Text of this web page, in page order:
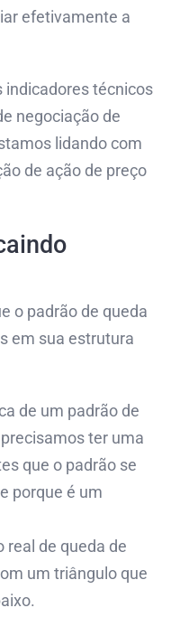
efetivamente a
indicadores técnicos
negociação de
lidando com
de ação de preço
o padrão de queda
em sua estrutura
de um padrão de
ter uma
que o padrão se
porque é um
real de queda de
um triângulo que